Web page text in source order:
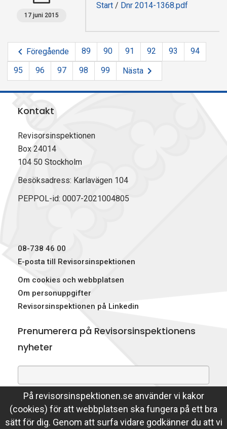
17 juni 2015
Start / Dnr 2014-1368.pdf
Föregående 89 90 91 92 93
94
95
96 97 98 99 Nästa
På revisorsinspektionen.se använder vi kakor
(cookies) för att webbplatsen ska fungera på ett bra
sätt för dig. Genom att surfa vidare godkänner du att vi
Kontakt
Revisorsinspektionen
Box 24014
104 50 Stockholm
Besöksadress: Karlavägen 104
PEPPOL-id: 0007-2021004805
08-738 46 00
E-posta till Revisorsinspektionen
Om cookies och webbplatsen
Om personuppgifter
Revisorsinspektionen på Linkedin
Prenumerera på Revisorsinspektionens
nyheter
Genom att prenumerera på nyheter godkänner du att
Revisorsinspektionen lagrar din e-postadress.
Läs mer